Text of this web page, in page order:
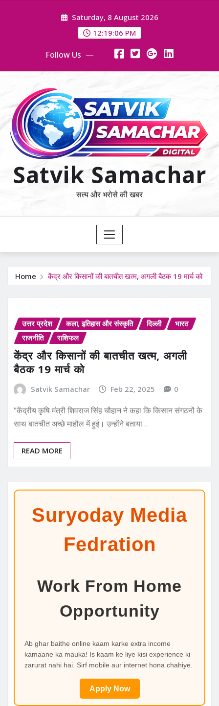
Saturday, 8 August 2026
12:19:07 PM
Follow Us
Satvik Samachar
सत्य और भरोसे की खबर
Home केंद्र और किसानों की बातचीत खत्म, अगली बैठक 19 मार्च को
उत्तर प्रदेश कला, इतिहास और संस्कृति दिल्ली
भारत
राजनीति
राशिफल
केंद्र और किसानों की बातचीत खत्म, अगली
बैठक 19 मार्च को
Satvik Samachar Feb 22, 2025 0
“केंद्रीय कृषि मंत्री शिवराज सिंह चौहान ने कहा कि किसान संगठनों के
साथ बातचीत अच्छे माहौल में हुई। उन्होंने बताया…
READ MORE
Suryoday Media
Fedration
Work From Home
Opportunity
Ab ghar baithe online kaam karke extra income
kamaane ka mauka! Is kaam ke liye kisi experience ki
zarurat nahi hai. Sirf mobile aur internet hona chahiye.
Apply Now